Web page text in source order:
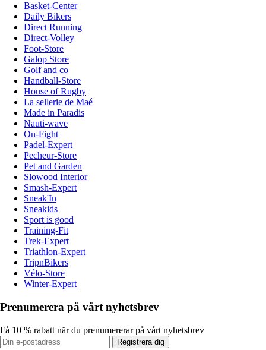
Basket-Center
Daily Bikers
Direct Running
Direct-Volley
Foot-Store
Galop Store
Golf and co
Handball-Store
House of Rugby
La sellerie de Maé
Made in Paradis
Nauti-wave
On-Fight
Padel-Expert
Pecheur-Store
Pet and Garden
Slowood Interior
Smash-Expert
Sneak'In
Sneakids
Sport is good
Training-Fit
Trek-Expert
Triathlon-Expert
TripnBikers
Vélo-Store
Winter-Expert
Prenumerera på vårt nyhetsbrev
Få 10 % rabatt när du prenumererar på vårt nyhetsbrev
Registrera dig